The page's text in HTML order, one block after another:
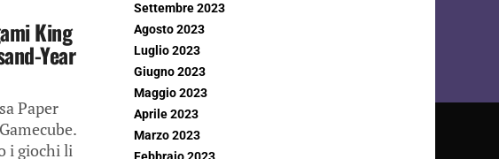
King
Year
Paper
i giochi li
Settembre 2023
Agosto 2023
Luglio 2023
Giugno 2023
Maggio 2023
Aprile 2023
Marzo 2023